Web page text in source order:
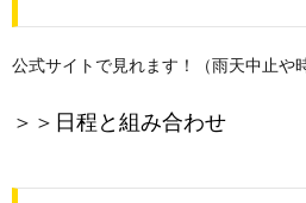
公式サイトで見れます！（雨天中止や
＞＞ 日程と組み合わせ